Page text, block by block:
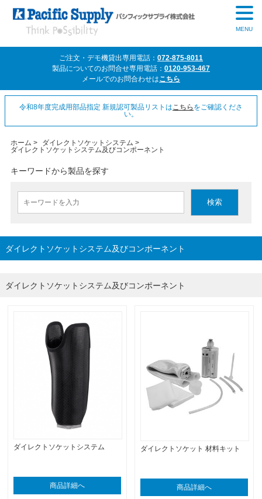
MENU
ご注文・デモ機貸出専用電話： 072-875-8011
製品についてのお問合せ専用電話： 0120-953-467
メールでのお問合わせはこちら
令和8年度完成用部品指定 新規認可製品リストはこちら をご確認くださ
い。
ホーム > ダイレクトソケットシステム >
ダイレクトソケットシステム及びコンポーネント
キーワードから製品を探す
ダイレクトソケットシステム及びコンポーネント
ダイレクトソケットシステム及びコンポーネント
ダイレクトソケットシステム
商品詳細へ
ダイレクトソケット 材料キット
商品詳細へ